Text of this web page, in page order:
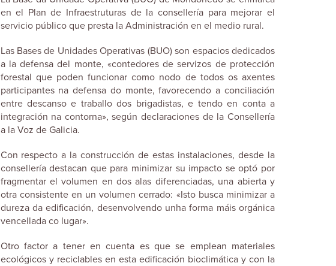
en el Plan de Infraestruturas de la consellería para mejorar el
servicio público que presta la Administración en el medio rural.
Las Bases de Unidades Operativas (BUO) son espacios dedicados
a la defensa del monte, «contedores de servizos de protección
forestal que poden funcionar como nodo de todos os axentes
participantes na defensa do monte, favorecendo a conciliación
entre descanso e traballo dos brigadistas, e tendo en conta a
integración na contorna», según declaraciones de la Consellería
a la Voz de Galicia.
Con respecto a la construcción de estas instalaciones, desde la
consellería destacan que para minimizar su impacto se optó por
fragmentar el volumen en dos alas diferenciadas, una abierta y
otra consistente en un volumen cerrado: «Isto busca minimizar a
dureza da edificación, desenvolvendo unha forma máis orgánica
vencellada co lugar».
Otro factor a tener en cuenta es que se emplean materiales
ecológicos y reciclables en esta edificación bioclimática y con la